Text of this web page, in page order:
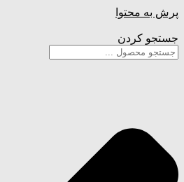
پرش به محتوا
جستجو کردن